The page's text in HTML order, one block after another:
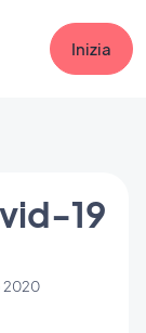
Inizia
19
2020